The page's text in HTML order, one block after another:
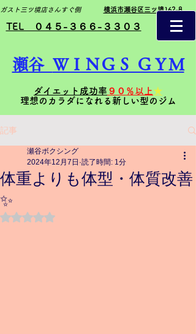
TEL ０４５-３６６-３３０３
ガスト三ツ境店さんすぐ側 横浜市瀬谷区三ツ境162-8
瀬谷 ＷＩＮＧＳ ＧＹＭ
ダイエット成功率 ９０％以上 ★
理想のカラダになれる新しい型のジム
記事
体重よりも体型・体質改善
✨
瀬谷ボクシング
2024年12月7日 読了時間: 1分
5つ星のうちNaNと評価されています。